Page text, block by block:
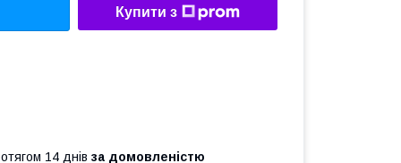
Купити з
14 днів за домовленістю